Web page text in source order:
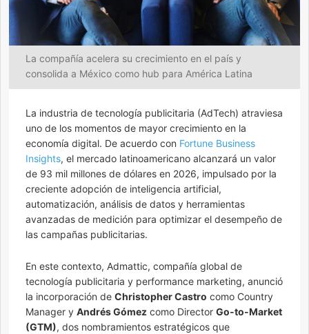
La compañía acelera su crecimiento en el país y
consolida a México como hub para América Latina
La industria de tecnología publicitaria (AdTech) atraviesa
uno de los momentos de mayor crecimiento en la
economía digital. De acuerdo con Fortune Business
Insights, el mercado latinoamericano alcanzará un valor
de 93 mil millones de dólares en 2026, impulsado por la
creciente adopción de inteligencia artificial,
automatización, análisis de datos y herramientas
avanzadas de medición para optimizar el desempeño de
las campañas publicitarias.
En este contexto, Admattic, compañía global de
tecnología publicitaria y performance marketing, anunció
la incorporación de Christopher Castro como Country
Manager y Andrés Gómez como Director Go-to-Market
(GTM), dos nombramientos estratégicos que